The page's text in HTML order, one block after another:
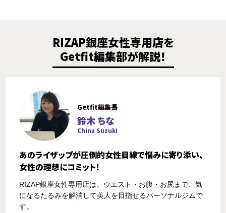
RIZAP銀座女性専用店を
Getfit編集部が解説！
Getfit編集長
鈴木 ちな
China Suzuki
あのライザップが圧倒的女性目線で悩みに寄り添い、
女性の理想にコミット！
RIZAP銀座女性専用店は、ウエスト・お腹・お尻まで、気
になるたるみを解消して美人を目指せるパーソナルジムで
す。